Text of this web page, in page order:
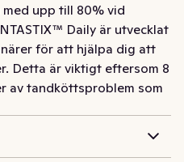
upp till 80% vid
Daily är utvecklat
för att hjälpa dig att
Detta är viktigt eftersom 8
av tandköttsproblem som
tänder. Det er